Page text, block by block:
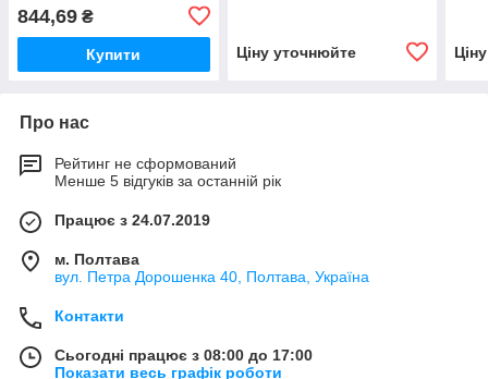
844,69 ₴
Купити Ціну уточнюйте
Про нас
Рейтинг не сформований
Менше 5 відгуків за останній рік
Працює з 24.07.2019
м. Полтава
вул. Петра Дорошенка 40, Полтава, Україна
Контакти
Сьогодні працює з 08:00 до 17:00
Показати весь графік роботи